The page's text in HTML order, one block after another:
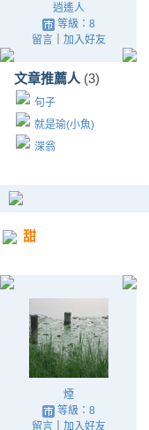
逍遙人
等級：8
留言｜ 加入好友
文章推薦人 (3)
句子
就是瑜(小魚)
深翁
甜
煙
等級：8
留言｜ 加入好友